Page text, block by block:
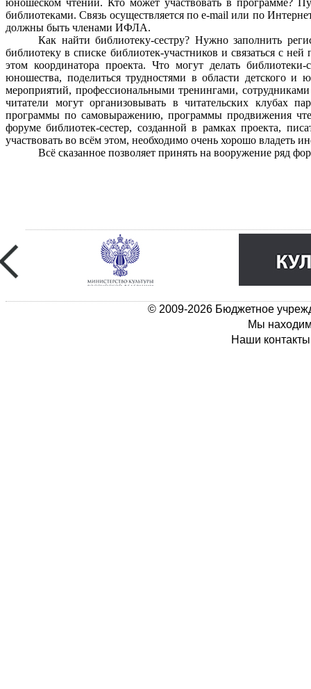
библиотеками. Связь осуществляется по e-mail или по
должны быть членами ИФЛА.
Как найти библиотеку-сестру? Нужно заполнить
библиотеку в списке библиотек-участников и связаться с
этом координатора проекта. Что могут делать
юношества, поделиться трудностями в области детского
мероприятий, профессиональными тренингами,
читатели могут организовывать в читательских клубах
программы по самовыражению, программы продвижения
форуме библиотек-сестер, созданной в рамках проекта,
участвовать во всём этом, необходимо очень хорошо владеть
Всё сказанное позволяет принять на вооружение ряд
© 2009-2026 Бюджетное
Мы
Наши